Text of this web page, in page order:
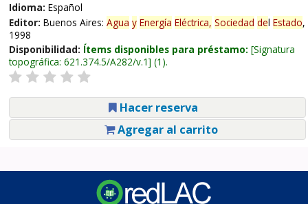
Idioma: Español
Editor: Buenos Aires: Agua y Energía Eléctrica, Sociedad del Estado,
1998
Disponibilidad: Ítems disponibles para préstamo: Signatura
topográfica: 621.374.5/A282/v.1 (1).
Hacer reserva
Agregar al carrito